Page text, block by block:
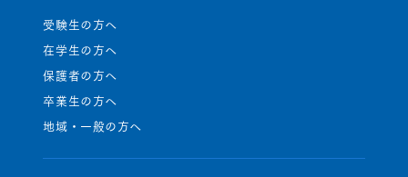
受験生の方へ
在学生の方へ
保護者の方へ
卒業生の方へ
地域・一般の方へ